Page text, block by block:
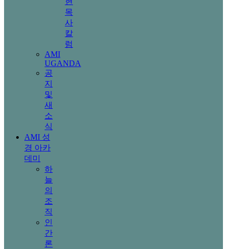
목
사
칼
럼
AMI
UGANDA
공
지
및
새
소
식
AMI 성
경 아카
데미
하
늘
의
조
직
인
간
론